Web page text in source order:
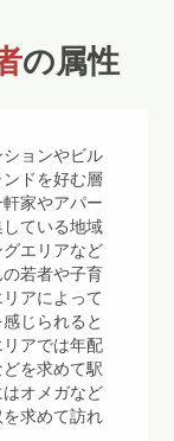
の属性
ョンやビル
ドを好む層
家やアパー
している地域
エリアなど
若者や子育
アによって
じられると
アでは年配
を求めて駅
オメガなど
求めて訪れ